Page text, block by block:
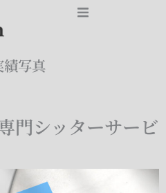
SERVICES
績写真
門シッターサービ